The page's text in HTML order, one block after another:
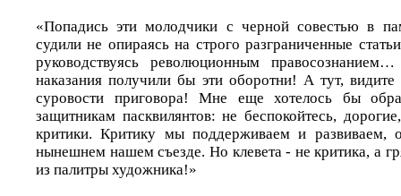
«Попадись эти молодчики с черной совестью в
судили не опираясь на строго разграниченные
руководствуясь революционным
наказания получили бы эти оборотни! А тут,
суровости приговора! Мне еще хотелось бы
защитникам пасквилянтов: не беспокойтесь,
критики. Критику мы поддерживаем и развиваем,
нынешнем нашем съезде. Но клевета - не критика, а
из палитры художника!»